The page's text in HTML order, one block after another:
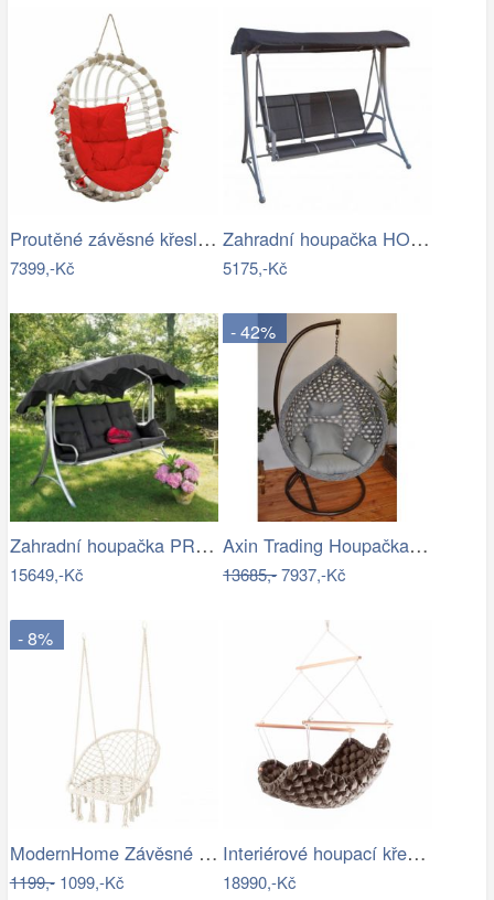
Proutěné závěsné křeslo Lena, bílý rám…
7399,-Kč
Zahradní houpačka HOLLYWOOD ROJAPLAST
5175,-Kč
Zahradní houpačka PRAGG - GD
15649,-Kč
- 42%
Axin Trading Houpačka závěsná Charlotte
13685,-7937,-Kč
- 8%
ModernHome Závěsné křeslo s třásněmi -…
1199,-1099,-Kč
Interiérové houpací křeslo Swingy In…
18990,-Kč